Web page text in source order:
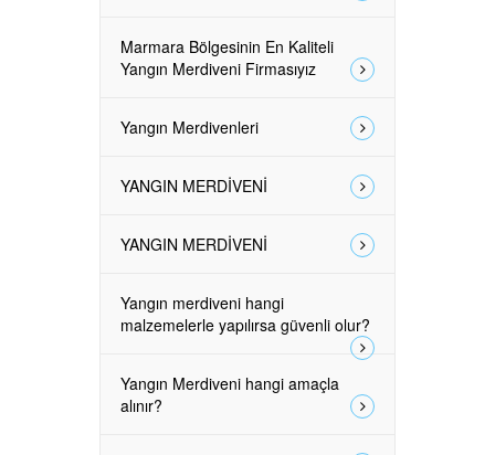
Marmara Bölgesinin En Kaliteli
Yangın Merdiveni Firmasıyız
Yangın Merdivenleri
YANGIN MERDİVENİ
YANGIN MERDİVENİ
Yangın merdiveni hangi
malzemelerle yapılırsa güvenli olur?
Yangın Merdiveni hangi amaçla
alınır?